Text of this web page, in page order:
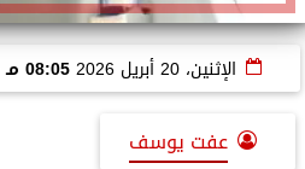
الإثنين، 20 أبريل 2026 08:05 مـ
عفت يوسف